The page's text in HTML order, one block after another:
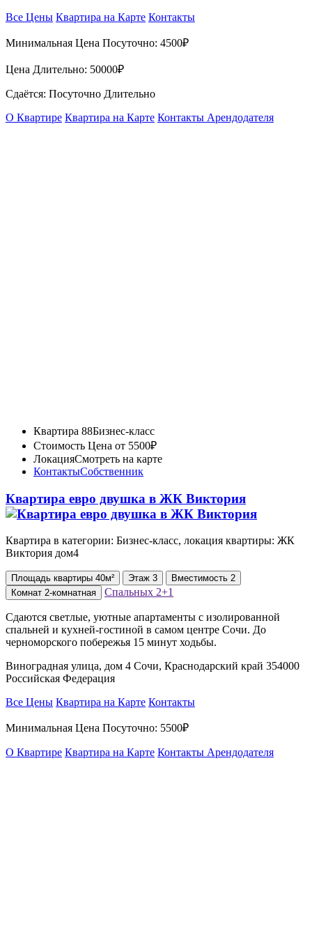
Все Цены Квартира на Карте Контакты
Минимальная Цена Посуточно: 4500₽
Цена Длительно: 50000₽
Сдаётся: Посуточно Длительно
О Квартире Квартира на Карте Контакты Арендодателя
Квартира 88Бизнес-класс
Стоимость Цена от 5500₽
ЛокацияСмотреть на карте
КонтактыСобственник
Квартира евро двушка в ЖК Виктория
Квартира в категории: Бизнес-класс, локация квартиры: ЖК
Виктория дом4
Площадь квартиры 40м² Этаж 3 Вместимость 2
Комнат 2-комнатная Спальных 2+1
Сдаются светлые, уютные апартаменты с изолированной
спальней и кухней-гостиной в самом центре Сочи. До
черноморского побережья 15 минут ходьбы.
Виноградная улица, дом 4 Сочи, Краснодарский край 354000
Российская Федерация
Все Цены Квартира на Карте Контакты
Минимальная Цена Посуточно: 5500₽
О Квартире Квартира на Карте Контакты Арендодателя